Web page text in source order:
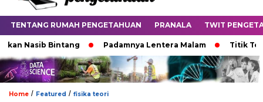
TENTANG RUMAH PENGETAHUAN PRANALA TWIT
Bintang Padamnya Lentera Malam Titik Temu di
Home / Featured / fisika teori